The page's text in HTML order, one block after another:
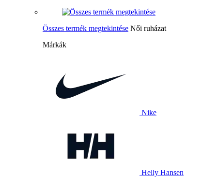
Összes termék megtekintése Női ruházat
Márkák
Nike
Helly Hansen